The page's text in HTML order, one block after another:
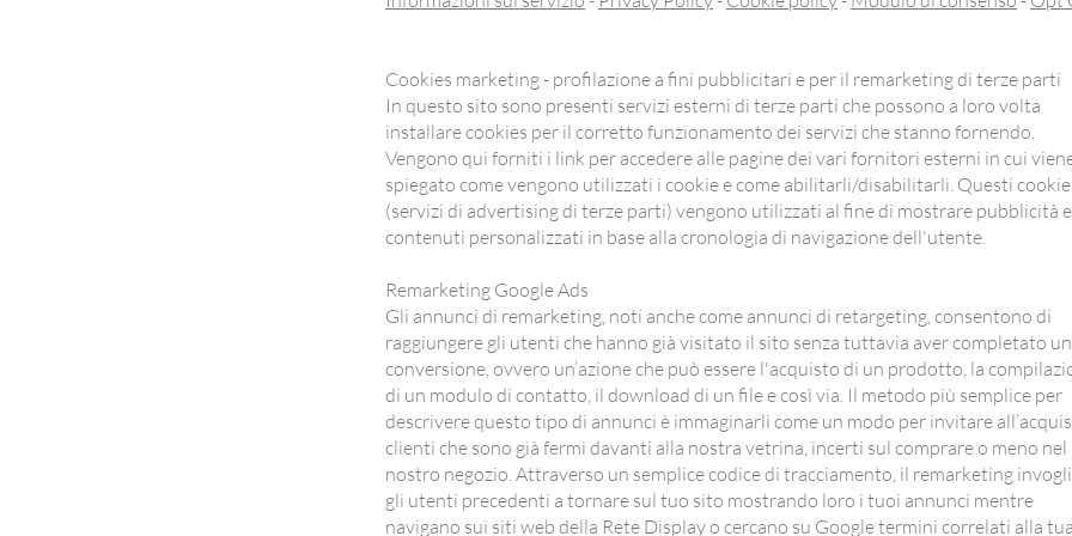
Cookies marketing - profilazione a fini pubblicitari e per il remarketing di terze parti
In questo sito sono presenti servizi esterni di terze parti che possono a loro volta
installare cookies per il corretto funzionamento dei servizi che stanno fornendo.
Vengono qui forniti i link per accedere alle pagine dei vari fornitori esterni in cui
spiegato come vengono utilizzati i cookie e come abilitarli/disabilitarli. Questi cookie
(servizi di advertising di terze parti) vengono utilizzati al fine di mostrare pubblicità e
contenuti personalizzati in base alla cronologia di navigazione dell'utente.
Remarketing Google Ads
Gli annunci di remarketing, noti anche come annunci di retargeting, consentono di
raggiungere gli utenti che hanno già visitato il sito senza tuttavia aver completato
conversione, ovvero un’azione che può essere l'acquisto di un prodotto, la
di un modulo di contatto, il download di un file e così via. Il metodo più semplice per
descrivere questo tipo di annunci è immaginarli come un modo per invitare
clienti che sono già fermi davanti alla nostra vetrina, incerti sul comprare o meno nel
nostro negozio. Attraverso un semplice codice di tracciamento, il remarketing
gli utenti precedenti a tornare sul tuo sito mostrando loro i tuoi annunci mentre
navigano sui siti web della Rete Display o cercano su Google termini correlati alla tua